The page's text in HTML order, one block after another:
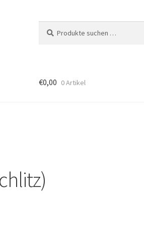
nach:
€0,00 0 Artikel